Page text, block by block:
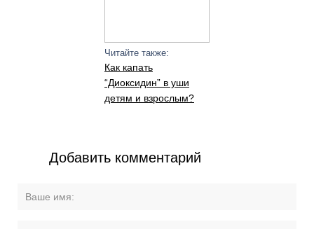
Читайте также:
Как капать
“Диоксидин” в уши
детям и взрослым?
Добавить комментарий